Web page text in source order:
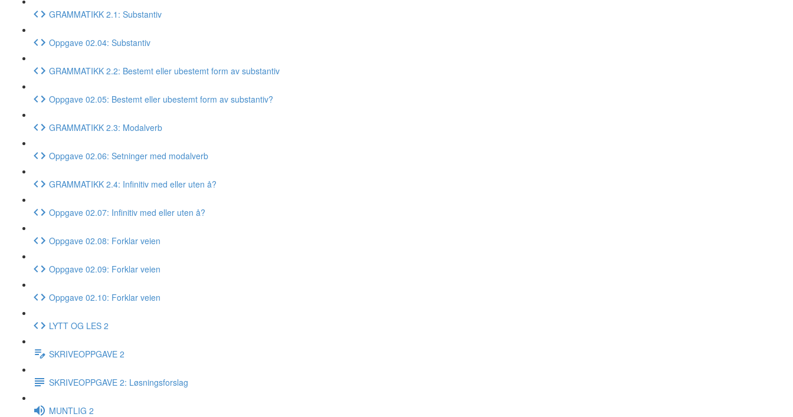
GRAMMATIKK 2.1: Substantiv
Oppgave 02.04: Substantiv
GRAMMATIKK 2.2: Bestemt eller ubestemt form av substantiv
Oppgave 02.05: Bestemt eller ubestemt form av substantiv?
GRAMMATIKK 2.3: Modalverb
Oppgave 02.06: Setninger med modalverb
GRAMMATIKK 2.4: Infinitiv med eller uten å?
Oppgave 02.07: Infinitiv med eller uten å?
Oppgave 02.08: Forklar veien
Oppgave 02.09: Forklar veien
Oppgave 02.10: Forklar veien
LYTT OG LES 2
SKRIVEOPPGAVE 2
SKRIVEOPPGAVE 2: Løsningsforslag
MUNTLIG 2